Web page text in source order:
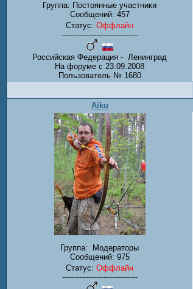
Группа: Постоянные участники
Сообщений: 457
Статус: Оффлайн
-------------------------------
Российская Федерация - Ленинград
На форуме с 23.09.2008
Пользователь № 1680
Aiku
Группа:
Модераторы
Сообщений: 975
Статус: Оффлайн
-------------------------------